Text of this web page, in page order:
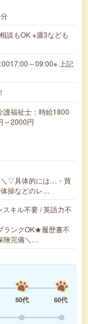
談もOK ※週3なども
～09:00※ 上記
護福祉士：時給1800
～2000円
＼▽具体的には…・買
体操などのレ…
キル不要 / 英語力不
ランクOK★履歴書不
険完備＼…
50代
60代